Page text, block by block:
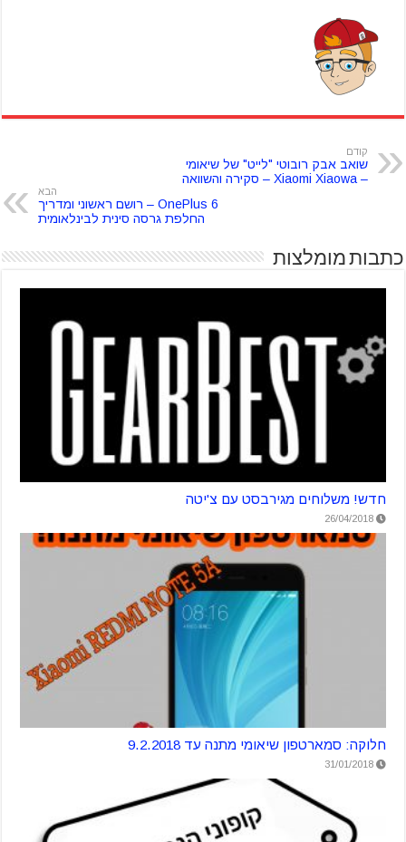
קודם
שואב אבק רובוטי "לייט" של שיאומי
– Xiaomi Xiaowa – סקירה והשוואה
הבא
OnePlus 6 – רושם ראשוני ומדריך
החלפת גרסה סינית לבינלאומית
כתבות מומלצות
חדש! משלוחים מגירבסט עם צ'יטה
26/04/2018
חלוקה: סמארטפון שיאומי מתנה עד 9.2.2018
31/01/2018